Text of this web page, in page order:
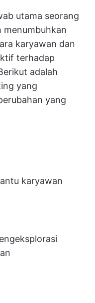
utama seorang
menumbuhkan
karyawan dan
terhadap
adalah
yang
yang
karyawan